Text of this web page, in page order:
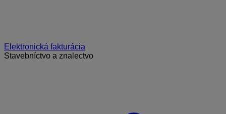
Elektronická fakturácia
Stavebníctvo a znalectvo